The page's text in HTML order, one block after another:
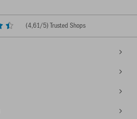
(4,61/5) Trusted Shops